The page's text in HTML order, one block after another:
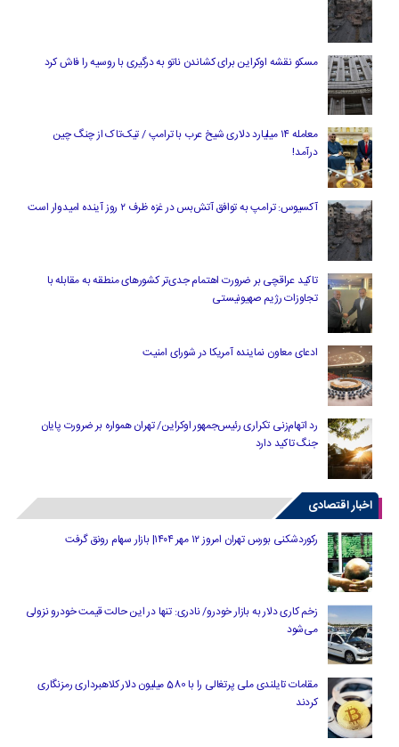
مسکو نقشه اوکراین برای کشاندن ناتو به درگیری با روسیه را فاش کرد
معامله ۱۴ میلیارد دلاری شیخ عرب با ترامپ / تیک‌تاک از چنگ چین
درآمد!
آکسیوس: ترامپ به توافق آتش‌بس در غزه ظرف ۲ روز آینده امیدوار است
تاکید عراقچی بر ضرورت اهتمام جدی‌تر کشورهای منطقه به مقابله با
تجاوزات رژیم صهیونیستی
ادعای معاون نماینده آمریکا در شورای امنیت
رد اتهام‌زنی تکراری رئیس‌جمهور اوکراین/ تهران همواره بر ضرورت پایان
جنگ تاکید دارد
اخبار اقتصادی
رکوردشکنی بورس تهران امروز ۱۲ مهر ۱۴۰۴| بازار سهام رونق گرفت
زخم کاری دلار به بازار خودرو/ نادری: تنها در این حالت قیمت خودرو نزولی
می‌شود
مقامات تایلندی ملی پرتغالی را با 580 میلیون دلار کلاهبرداری رمزنگاری
کردند